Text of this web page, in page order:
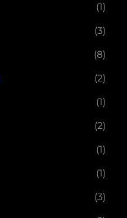
(1)
(3)
(8)
(2)
(1)
(2)
(1)
(1)
(3)